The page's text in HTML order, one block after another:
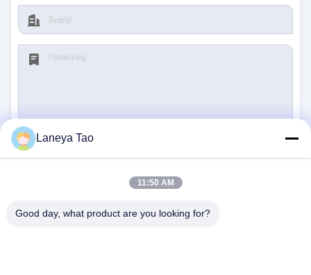
Laneya Tao
11:50 AM
Good day, what product are you looking for?